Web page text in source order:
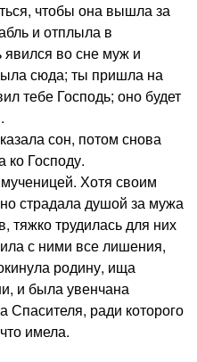
чтобы она вышла за
и отплыла в
во сне муж и
сюда; ты пришла на
тебе Господь; оно будет
сон, потом снова
ко Господу.
Хотя своим
страдала душой за мужа
тяжко трудилась для них
с ними все лишения,
родину, ища
и была увенчана
Спасителя, ради которого
имела.